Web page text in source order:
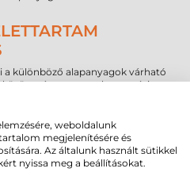
különböző alapanyagok várható
támogatva a beszerzési
élettartam (beltér)
weboldalunk
megjelenítésére és
Az általunk használt sütikkel
nyissa meg a beállításokat.